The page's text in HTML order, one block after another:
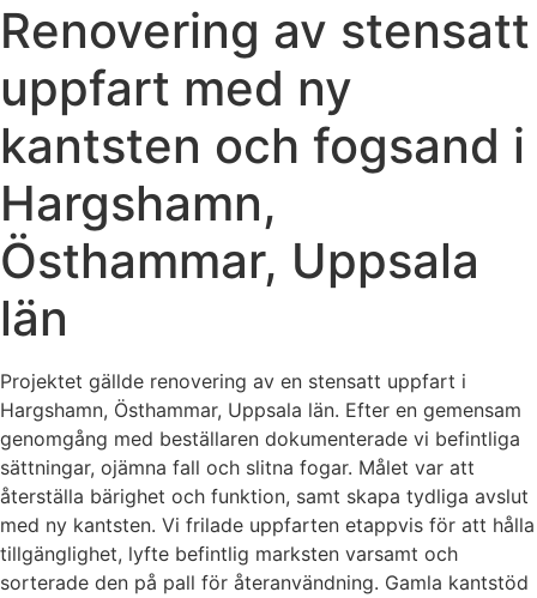
Renovering av stensatt
uppfart med ny
kantsten och fogsand i
Hargshamn,
Östhammar, Uppsala
län
Projektet gällde renovering av en stensatt uppfart i
Hargshamn, Östhammar, Uppsala län. Efter en gemensam
genomgång med beställaren dokumenterade vi befintliga
sättningar, ojämna fall och slitna fogar. Målet var att
återställa bärighet och funktion, samt skapa tydliga avslut
med ny kantsten. Vi frilade uppfarten etappvis för att hålla
tillgänglighet, lyfte befintlig marksten varsamt och
sorterade den på pall för återanvändning. Gamla kantstöd